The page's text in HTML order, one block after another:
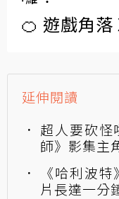
🍊 遊戲角落
延伸閱讀
超人要砍怪
師》影集主
《哈利波
片長達一分